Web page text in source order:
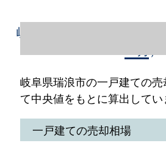
岐阜県瑞浪市の一戸建て売
岐阜県瑞浪市の一戸建ての
て中央値をもとに算出してい
一戸建ての売却相場